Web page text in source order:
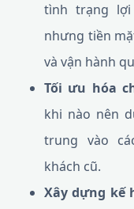
tình trạng
nhưng tiền
và vận hành
Tối ưu hóa
khi nào nên
trung vào
khách cũ.
Xây dựng kế